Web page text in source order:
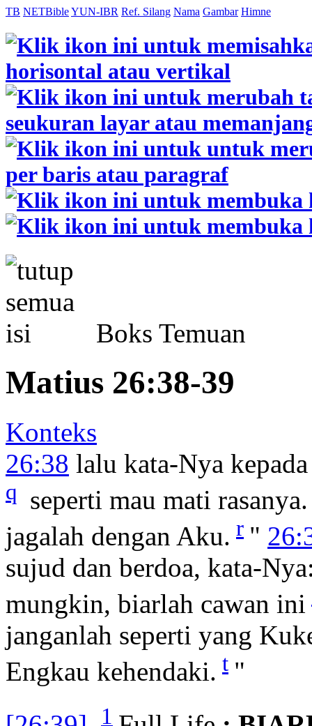
TB NETBibleYUN-IBR Ref. Silang Nama Gambar Himne
Boks Temuan
Matius 26:38-39
Konteks
26:38 lalu kata-Nya
q seperti mau mati
jagalah dengan Aku. r "
sujud dan berdoa, kata-
mungkin, biarlah cawan ini
janganlah seperti yang
Engkau kehendaki. t "
1